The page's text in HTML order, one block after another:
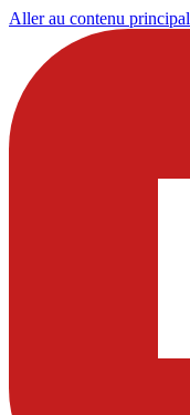
Aller au contenu principal